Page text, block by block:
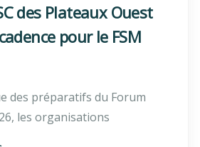
des Plateaux Ouest
pour le FSM
des préparatifs du Forum
les organisations